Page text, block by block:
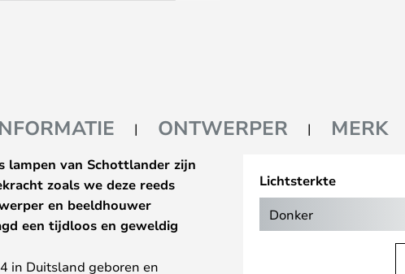
ONTWERPER MERK
lampen van Schottlander zijn
zoals we deze reeds
en beeldhouwer
een tijdloos en geweldig
in Duitsland geboren en
Lichtsterkte
Donker